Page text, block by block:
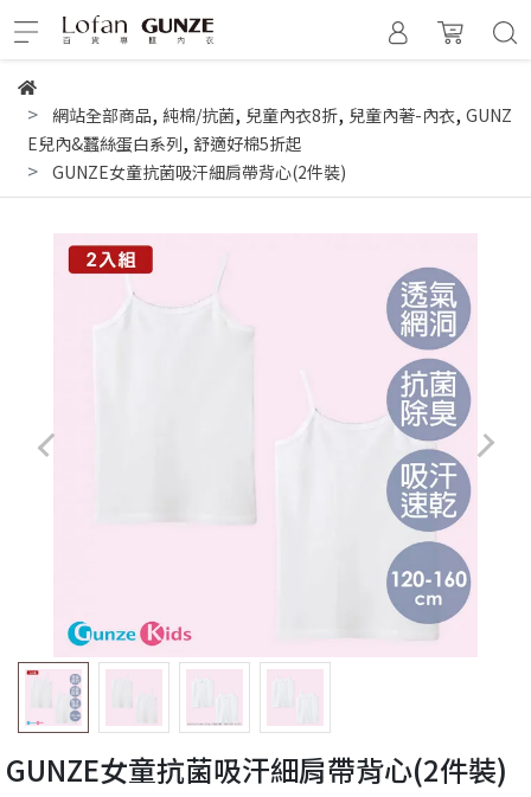
網站全部商品, 純棉/抗菌, 兒童內衣8折, 兒童內著-內衣, GUNZ
E兒內&蠶絲蛋白系列, 舒適好棉5折起
GUNZE女童抗菌吸汗細肩帶背心(2件裝)
GUNZE女童抗菌吸汗細肩帶背心(2件裝)